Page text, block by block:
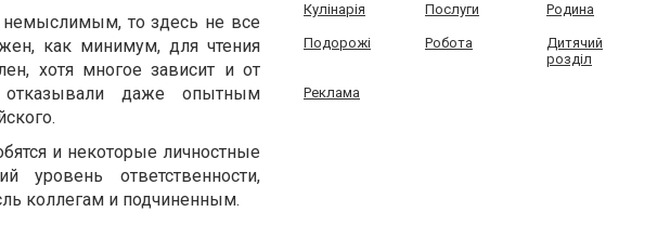
немыслимым, то здесь не все
как минимум, для чтения
хотя многое зависит и от
даже опытным
и некоторые личностные
уровень ответственности,
коллегам и подчиненным.
Кулінарія Послуги Родина
Подорожі Робота
Дитячий
розділ
Реклама